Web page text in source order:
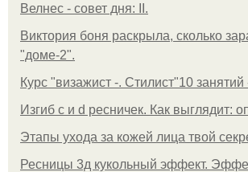
Велнес - совет дня: II.
Виктория боня раскрыла, сколько
"доме-2".
Курс "визажист -. Стилист"10 занятий
Изгиб c и d ресничек. Как выглядит:
Этапы ухода за кожей лица твой
Ресницы 3д кукольный эффект.